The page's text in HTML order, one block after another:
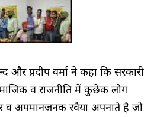
प्रदीप वर्मा ने कहा कि सरकारी
व राजनीति में कुछेक लोग
व अपमानजनक रवैया अपनाते है जो